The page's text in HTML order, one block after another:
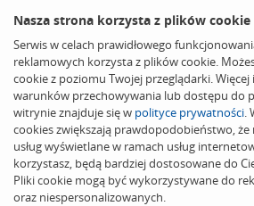
Nasza strona korzysta z plików cookie
Serwis w celach prawidłowego
reklamowych korzysta z plików cookie.
cookie z poziomu Twojej przeglądarki.
warunków przechowywania lub dostępu do
witrynie znajduje się w polityce prywatności.
cookies zwiększają prawdopodobieństwo,
usług wyświetlane w ramach usług
korzystasz, będą bardziej dostosowane do
Pliki cookie mogą być wykorzystywane do
oraz niespersonalizowanych.